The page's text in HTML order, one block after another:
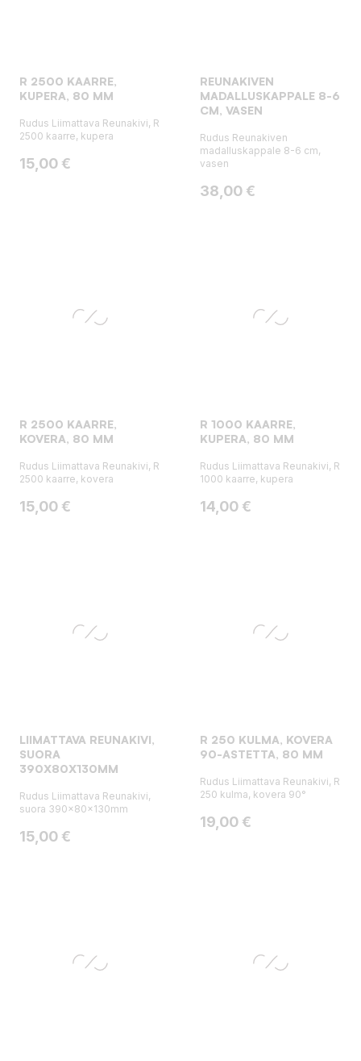
R 2500 KAARRE,
KUPERA, 80 MM
Rudus Liimattava Reunakivi, R
2500 kaarre, kupera
Hinta
15,00 €
REUNAKIVEN
MADALLUSKAPPALE 8-6
CM, VASEN
Rudus Reunakiven
madalluskappale 8-6 cm,
vasen
Hinta
38,00 €
R 2500 KAARRE,
KOVERA, 80 MM
Rudus Liimattava Reunakivi, R
2500 kaarre, kovera
Hinta
15,00 €
R 1000 KAARRE,
KUPERA, 80 MM
Rudus Liimattava Reunakivi, R
1000 kaarre, kupera
Hinta
14,00 €
LIIMATTAVA REUNAKIVI,
SUORA
390X80X130MM
Rudus Liimattava Reunakivi,
suora 390x80x130mm
Hinta
15,00 €
R 250 KULMA, KOVERA
90-ASTETTA, 80 MM
Rudus Liimattava Reunakivi, R
250 kulma, kovera 90°
Hinta
19,00 €